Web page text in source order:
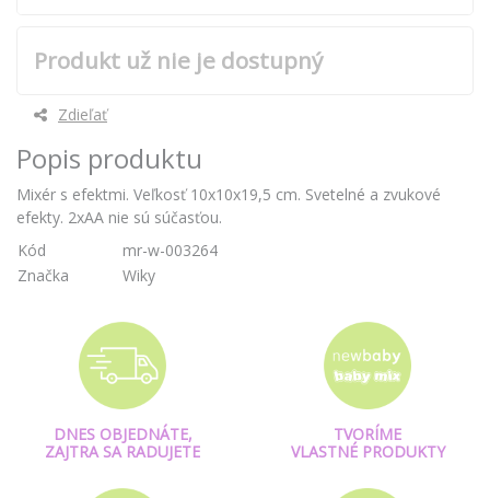
Produkt už nie je dostupný
Zdieľať
Popis produktu
Mixér s efektmi. Veľkosť 10x10x19,5 cm. Svetelné a zvukové
efekty. 2xAA nie sú súčasťou.
Kód
mr-w-003264
Značka
Wiky
DNES OBJEDNÁTE,
ZAJTRA SA RADUJETE
TVORÍME
VLASTNÉ PRODUKTY